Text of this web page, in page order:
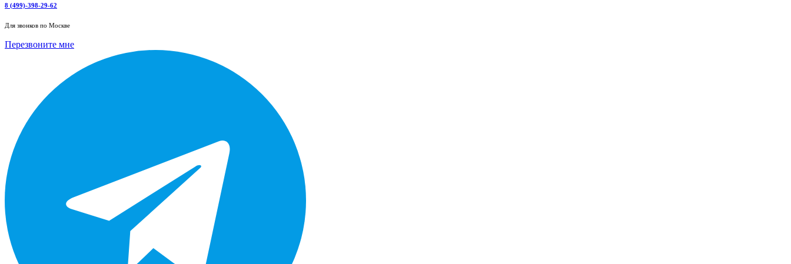
8 (499)-398-29-62
Для звонков по Москве
Перезвоните мне